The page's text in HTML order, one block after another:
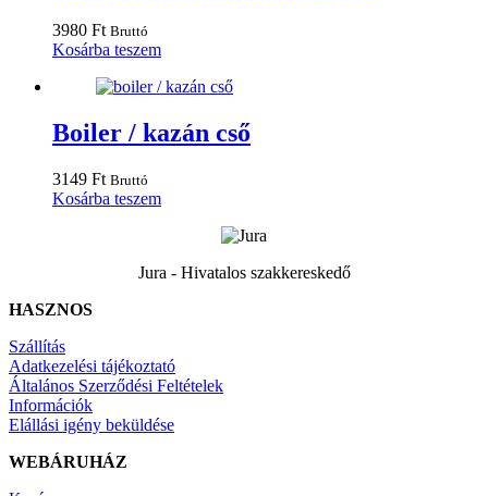
3980 Ft Bruttó
Kosárba teszem
Boiler / kazán cső
3149 Ft Bruttó
Kosárba teszem
Jura - Hivatalos szakkereskedő
HASZNOS
Szállítás
Adatkezelési tájékoztató
Általános Szerződési Feltételek
Információk
Elállási igény beküldése
WEBÁRUHÁZ